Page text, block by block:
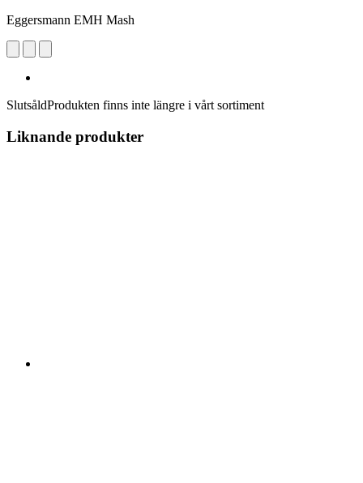
Eggersmann EMH Mash
SlutsåldProdukten finns inte längre i vårt sortiment
Liknande produkter